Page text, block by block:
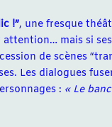
!”, une fresque
mais si
de scènes
Les dialogues
: « Le